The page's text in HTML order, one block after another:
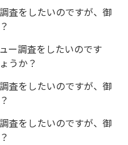
査をしたいのですが、御
ー調査をしたいのです
うか？
査をしたいのですが、御
査をしたいのですが、御